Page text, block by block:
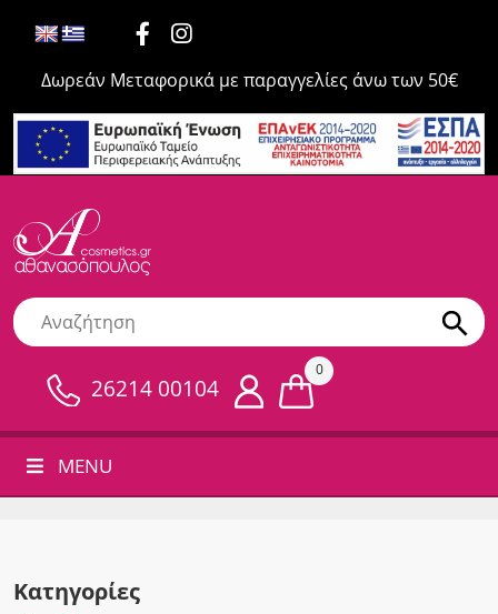
Δωρεάν Μεταφορικά με παραγγελίες άνω των 50€
26214 00104
0
MENU
Κατηγορίες